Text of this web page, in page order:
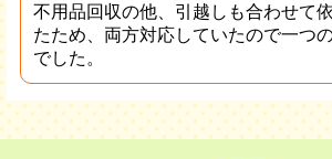
不用品回収の他、引越しも合わせて
たため、両方対応していたので一つ
でした。